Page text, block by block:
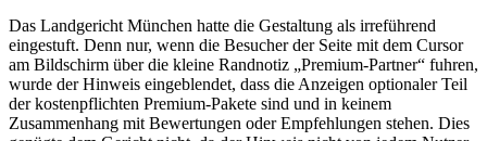
Das Landgericht München hatte die Gestaltung als irreführend
eingestuft. Denn nur, wenn die Besucher der Seite mit dem Cursor
am Bildschirm über die kleine Randnotiz „Premium-Partner“ fuhren,
wurde der Hinweis eingeblendet, dass die Anzeigen optionaler Teil
der kostenpflichten Premium-Pakete sind und in keinem
Zusammenhang mit Bewertungen oder Empfehlungen stehen. Dies